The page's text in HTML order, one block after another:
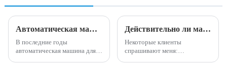
Автоматическая машина для производства сладкой ваты: идеальное сочетание инноваций и удобства.
В последние годы
автоматическая машина для
Действительно ли машина по производству сладкой ваты высокодоходна и прибыльна?
Некоторые клиенты
спрашивают меня: